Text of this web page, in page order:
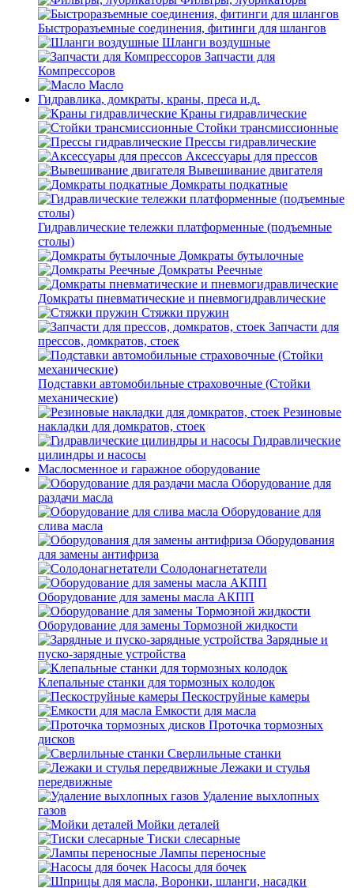
Быстроразъемные соединения, фитинги для шлангов
Шланги воздушные
Запчасти для
Компрессоров
Масло
Гидравлика, домкраты, краны, преса и.д.
Краны гидравлические
Стойки трансмиссионные
Прессы гидравлические
Аксессуары для прессов
Вывешивание двигателя
Домкраты подкатные
Гидравлические тележки платформенные (подъемные
столы)
Домкраты бутылочные
Домкраты Реечные
Домкраты пневматические и пневмогидравлические
Стяжки пружин
Запчасти для
прессов, домкратов, стоек
Подставки автомобильные страховочные (Стойки
механические)
Резиновые
накладки для домкратов, стоек
Гидравлические
цилиндры и насосы
Маслосменное и гаражное оборудование
Оборудование для
раздачи масла
Оборудование для
слива масла
Оборудования
для замены антифриза
Солодонагнетатели
Оборудование для замены масла АКПП
Оборудование для замены Тормозной жидкости
Зарядные и
пуско-зарядные устройства
Клепальные станки для тормозных колодок
Пескоструйные камеры
Емкости для масла
Проточка тормозных
дисков
Сверлильные станки
Лежаки и стулья
передвижные
Удаление выхлопных
газов
Мойки деталей
Тиски слесарные
Лампы переносные
Насосы для бочек